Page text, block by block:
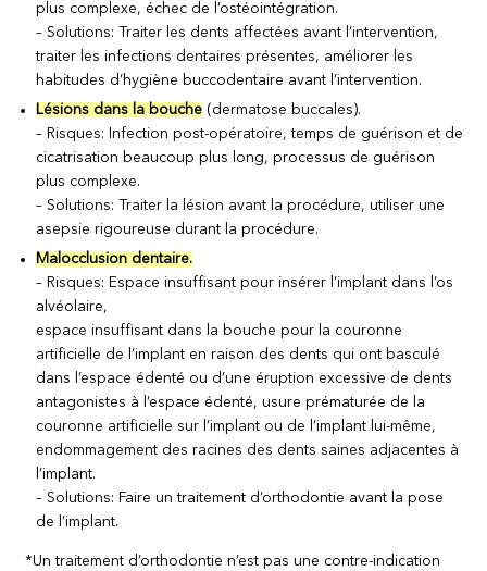
plus complexe, échec de l’ostéointégration.
– Solutions: Traiter les dents affectées avant l’intervention,
traiter les infections dentaires présentes, améliorer les
habitudes d’hygiène buccodentaire avant l’intervention.
Lésions dans la bouche (dermatose buccales).
– Risques: Infection post-opératoire, temps de guérison et de
cicatrisation beaucoup plus long, processus de guérison
plus complexe.
– Solutions: Traiter la lésion avant la procédure, utiliser une
asepsie rigoureuse durant la procédure.
Malocclusion dentaire.
– Risques: Espace insuffisant pour insérer l’implant dans l’os
alvéolaire,
espace insuffisant dans la bouche pour la couronne
artificielle de l’implant en raison des dents qui ont basculé
dans l’espace édenté ou d’une éruption excessive de dents
antagonistes à l’espace édenté, usure prématurée de la
couronne artificielle sur l’implant ou de l’implant lui-même,
endommagement des racines des dents saines adjacentes à
l’implant.
– Solutions: Faire un traitement d’orthodontie avant la pose
de l’implant.
*Un traitement d’orthodontie n’est pas une contre-indication